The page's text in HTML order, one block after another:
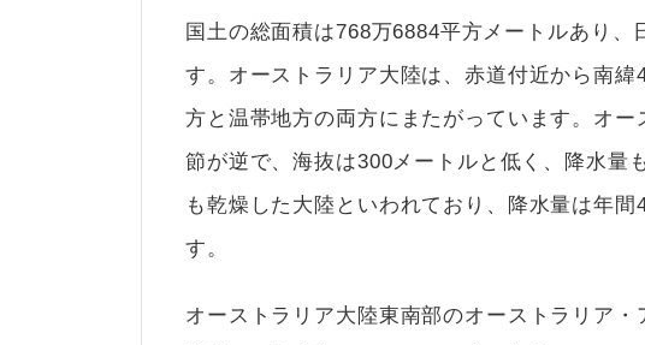
国土の総面積は768万6884平方メートルあり
す。オーストラリア大陸は、赤道付近から南
方と温帯地方の両方にまたがっています。オ
節が逆で、海抜は300メートルと低く、降水量
も乾燥した大陸といわれており、降水量は年
す。
オーストラリア大陸東南部のオーストラリア